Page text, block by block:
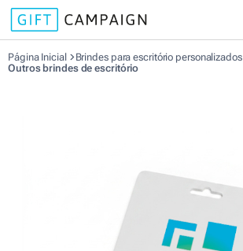
Página Inicial
Brindes para escritório personalizados
Outros brindes de escritório